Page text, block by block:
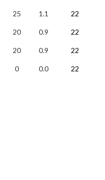
25 1.1 22
20 0.9 22
20 0.9 22
0 0.0 22